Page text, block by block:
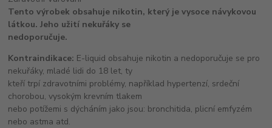
Tento výrobek obsahuje nikotin, který je vysoce návykovou
látkou. Jeho užití nekuřáky se
nedoporučuje.
Kontraindikace: E-liquid obsahuje nikotin a nedoporučuje se pro
nekuřáky, mladé lidi do 18 let, ty
kteří trpí zdravotními problémy, například hypertenzí, srdeční
chorobou, vysokým krevním tlakem
nebo potížemi s dýcháním jako jsou: bronchitida, plicní emfyzém
nebo astma atd.